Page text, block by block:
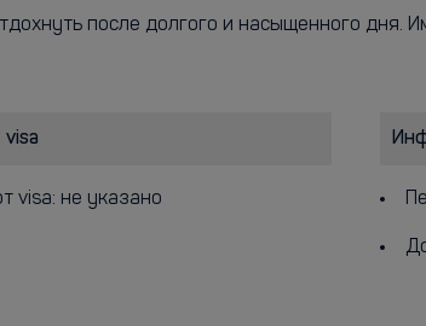
после долгого и насыщенного дня.
visa
visa: не указано